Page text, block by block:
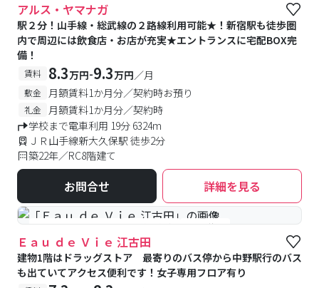
アルス・ヤマナガ
駅２分！山手線・総武線の２路線利用可能★！新宿駅も徒歩圏
内で周辺には飲食店・お店が充実★エントランスに宅配BOX完
備！
賃料 8.3万円-9.3万円／月
敷金 月額賃料1か月分／契約時お預り
礼金
月額賃料1か月分／契約時
学校まで電車利用 19分 6324m
ＪＲ山手線新大久保駅 徒歩2分
築22年／RC8階建て
お問合せ 詳細を見る
#女性専用フロアあり #予約受付中 #空室待ち
Ｅａｕ ｄｅ Ｖｉｅ 江古田
建物1階はドラッグストア 最寄りのバス停から中野駅行のバス
も出ていてアクセス便利です！女子専用フロア有り